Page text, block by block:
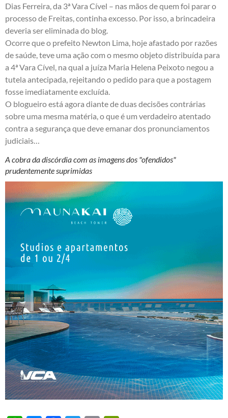
Dias Ferreira, da 3ª Vara Cível – nas mãos de quem foi parar o
processo de Freitas, continha excesso. Por isso, a brincadeira
deveria ser eliminada do blog.
Ocorre que o prefeito Newton Lima, hoje afastado por razões
de saúde, teve uma ação com o mesmo objeto distribuída para
a 4ª Vara Cível, na qual a juíza Maria Helena Peixoto negou a
tutela antecipada, rejeitando o pedido para que a postagem
fosse imediatamente excluída.
O blogueiro está agora diante de duas decisões contrárias
sobre uma mesma matéria, o que é um verdadeiro atentado
contra a segurança que deve emanar dos pronunciamentos
judiciais…
A cobra da discórdia com as imagens dos "ofendidos"
prudentemente suprimidas